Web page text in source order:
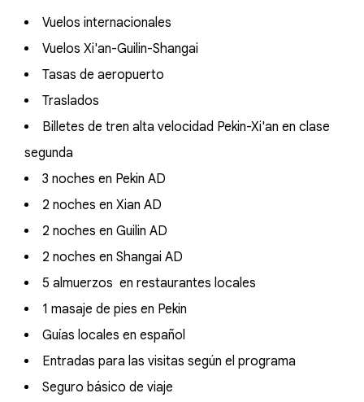
Vuelos internacionales
Vuelos Xi'an-Guilin-Shangai
Tasas de aeropuerto
Traslados
Billetes de tren alta velocidad Pekin-Xi'an en clase
segunda
3 noches en Pekin AD
2 noches en Xian AD
2 noches en Guilin AD
2 noches en Shangai AD
5 almuerzos en restaurantes locales
1 masaje de pies en Pekin
Guías locales en español
Entradas para las visitas según el programa
Seguro básico de viaje